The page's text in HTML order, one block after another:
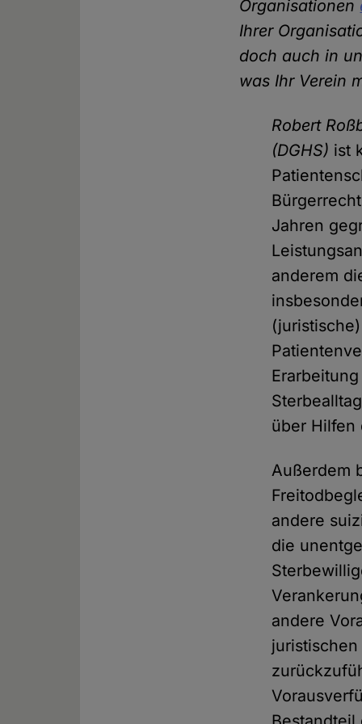
Organisationen
Ihrer
doch auch in
was Ihr Verein
Robert
(DGHS) ist
Jahren
anderem
über Hilfen
Außerdem
andere
die
andere